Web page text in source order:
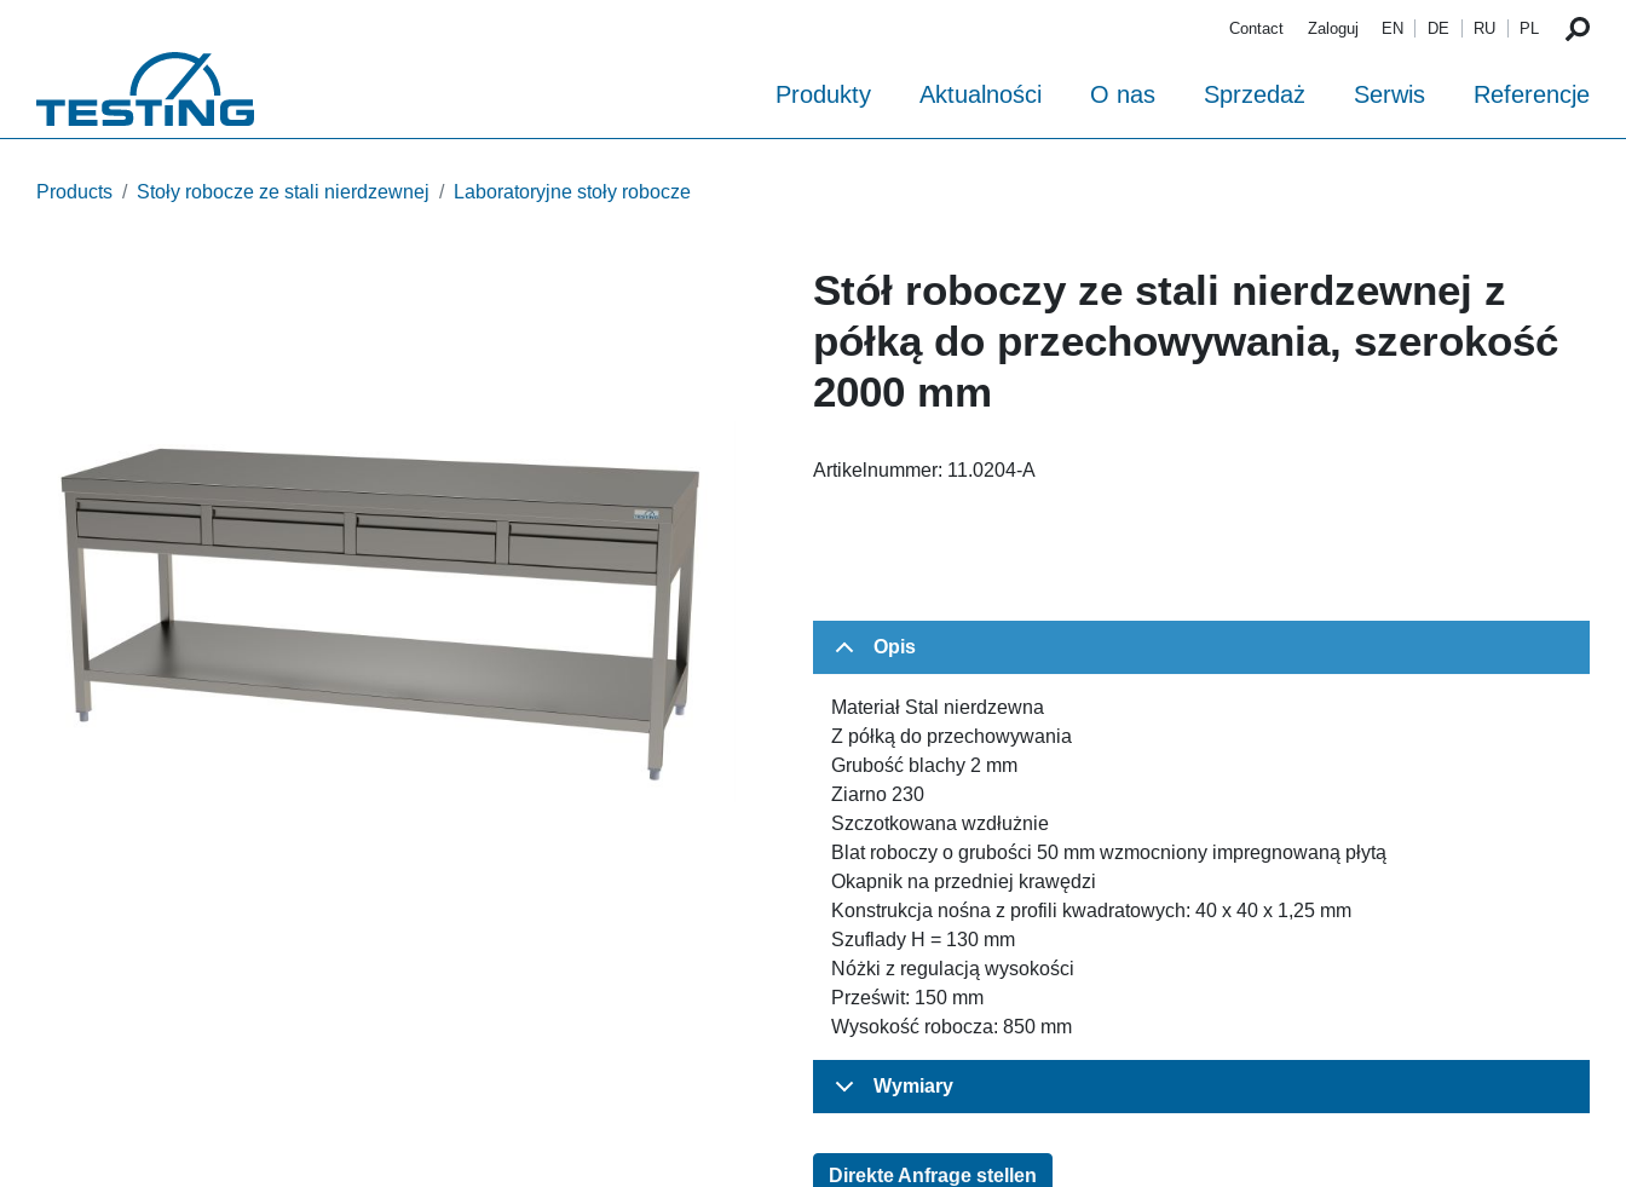
Contact Zaloguj EN DE RU PL
Produkty Aktualności O nas Sprzedaż Serwis Referencje
Products Stoły robocze ze stali nierdzewnej Laboratoryjne stoły robocze
Stół roboczy ze stali nierdzewnej z
półką do przechowywania, szerokość
2000 mm
Artikelnummer: 11.0204-A
Opis
Materiał Stal nierdzewna
Z półką do przechowywania
Grubość blachy 2 mm
Ziarno 230
Szczotkowana wzdłużnie
Blat roboczy o grubości 50 mm wzmocniony impregnowaną płytą
Okapnik na przedniej krawędzi
Konstrukcja nośna z profili kwadratowych: 40 x 40 x 1,25 mm
Szuflady H = 130 mm
Nóżki z regulacją wysokości
Prześwit: 150 mm
Wysokość robocza: 850 mm
Wymiary
Direkte Anfrage stellen